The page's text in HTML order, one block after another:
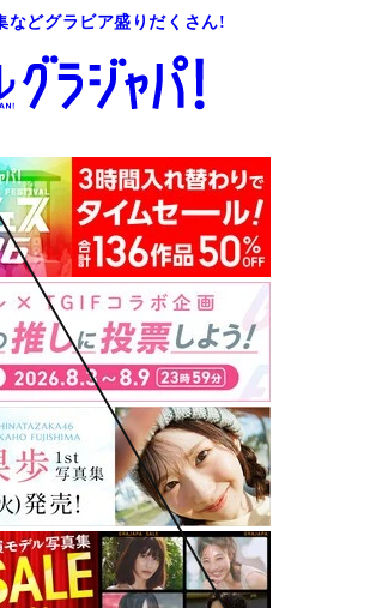
などグラビア盛りだくさん!